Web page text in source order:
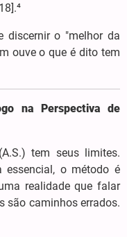
discernir o "melhor da
ouve o que é dito tem
na Perspectiva de
tem seus limites.
essencial, o método é
realidade que falar
são caminhos errados.